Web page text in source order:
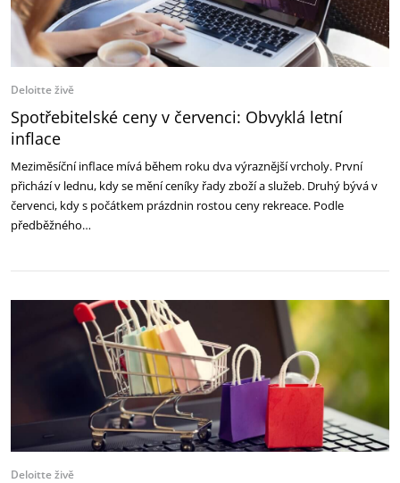
Deloitte živě
Spotřebitelské ceny v červenci: Obvyklá letní
inflace
Meziměsíční inflace mívá během roku dva výraznější vrcholy. První
přichází v lednu, kdy se mění ceníky řady zboží a služeb. Druhý bývá v
červenci, kdy s počátkem prázdnin rostou ceny rekreace. Podle
předběžného…
Deloitte živě